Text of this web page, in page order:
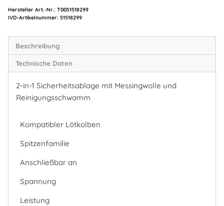
Hersteller Art.-Nr.: T0051518299
Artikelnummer: 51518299
Beschreibung
Technische Daten
2-in-1 Sicherheitsablage mit Messingwolle und
Reinigungsschwamm
Kompatibler Lötkolben
Spitzenfamilie
Anschließbar an
Spannung
Leistung